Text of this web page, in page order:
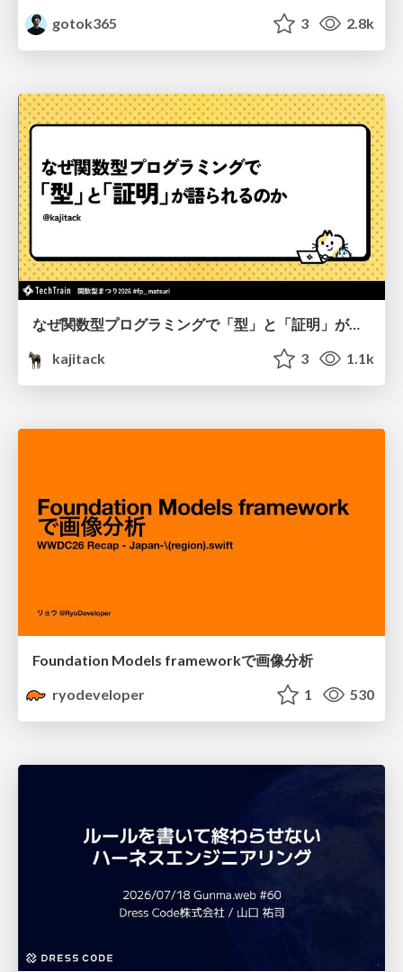
gotok365 3 2.8k
なぜ関数型プログラミングで「型」と「証明」が語られるのか #fp_matsuri
kajitack
3 1.1k
Foundation Models frameworkで画像分析
ryodeveloper
1 530